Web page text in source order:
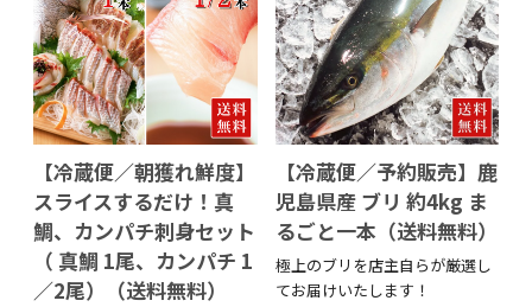
【冷蔵便／朝獲れ鮮度】
スライスするだけ！真
鯛、カンパチ刺身セット
（ 真鯛 1尾、カンパチ 1
／2尾）（送料無料）
【冷蔵便／予約販売】鹿
児島県産 ブリ 約4kg ま
るごと一本（送料無料）
極上のブリを店主自らが厳選し
てお届けいたします！